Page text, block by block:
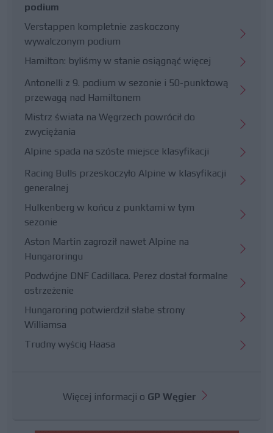
podium
Verstappen kompletnie zaskoczony
wywalczonym podium
Hamilton: byliśmy w stanie osiągnąć więcej
Antonelli z 9. podium w sezonie i 50-punktową
przewagą nad Hamiltonem
Mistrz świata na Węgrzech powrócił do
zwyciężania
Alpine spada na szóste miejsce klasyfikacji
Racing Bulls przeskoczyło Alpine w klasyfikacji
generalnej
Hulkenberg w końcu z punktami w tym
sezonie
Aston Martin zagroził nawet Alpine na
Hungaroringu
Podwójne DNF Cadillaca. Perez dostał formalne
ostrzeżenie
Hungaroring potwierdził słabe strony
Williamsa
Trudny wyścig Haasa
Więcej informacji o GP Węgier